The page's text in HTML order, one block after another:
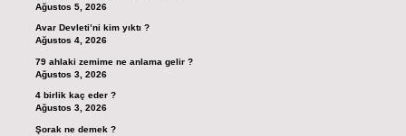
Ağustos 5, 2026
Avar Devleti’ni kim yıktı ?
Ağustos 4, 2026
79 ahlaki zemime ne anlama gelir ?
Ağustos 3, 2026
4 birlik kaç eder ?
Ağustos 3, 2026
Şorak ne demek ?